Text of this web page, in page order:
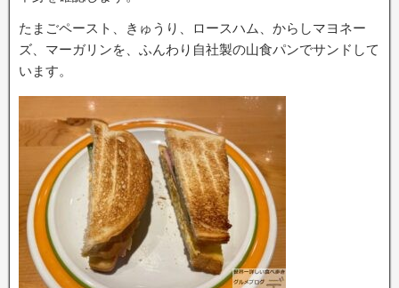
たまごペースト、きゅうり、ロースハム、からしマヨネー
ズ、マーガリンを、ふんわり自社製の山食パンでサンドして
います。